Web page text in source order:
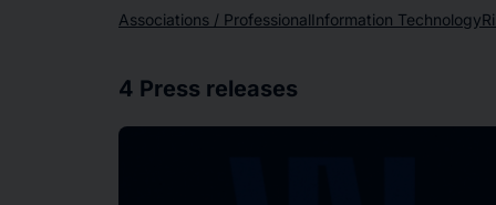
Associations / ProfessionalInformation Technology
4 Press releases